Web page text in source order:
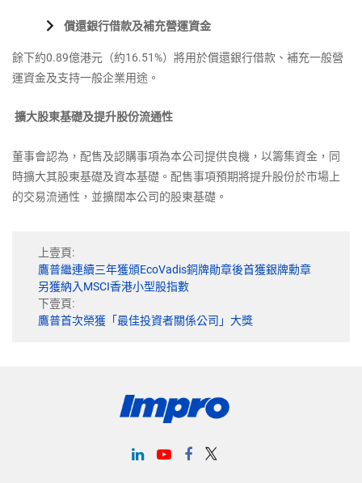
償還銀行借款及補充營運資金
餘下約0.89億港元（約16.51%）將用於償還銀行借款、補充一般營
運資金及支持一般企業用途。
擴大股東基礎及提升股份流通性
董事會認為，配售及認購事項為本公司提供良機，以籌集資金，同
時擴大其股東基礎及資本基礎。配售事項預期將提升股份於市場上
的交易流通性，並擴闊本公司的股東基礎。
上壹頁:
鷹普繼連續三年獲頒EcoVadis銅牌勛章後首獲銀牌勳章
另獲納入MSCI香港小型股指數
下壹頁:
鷹普首次榮獲「最佳投資者關係公司」大獎